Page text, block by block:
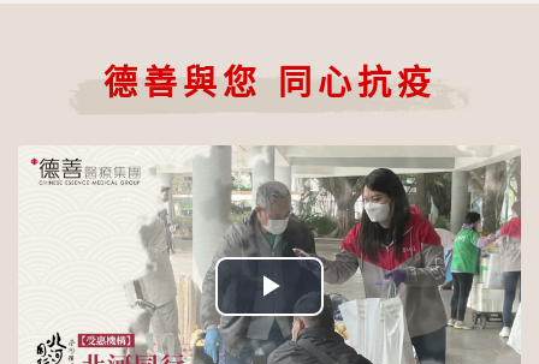
德善與您 同心抗疫
Play